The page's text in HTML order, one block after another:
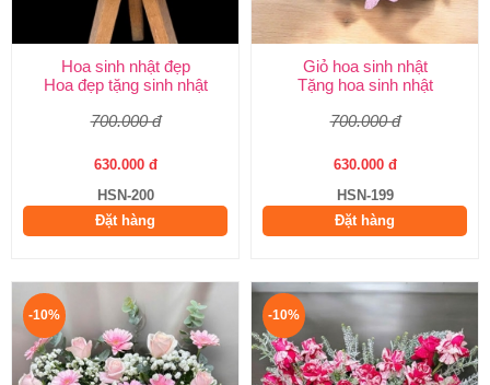
Hoa sinh nhật đẹp
Hoa đẹp tặng sinh nhật
700.000 đ
630.000 đ
HSN-200
Đặt hàng
Giỏ hoa sinh nhật
Tặng hoa sinh nhật
700.000 đ
630.000 đ
HSN-199
Đặt hàng
-10% -10%